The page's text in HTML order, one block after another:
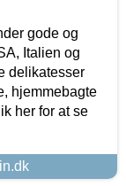
gode og
Italien og
delikatesser
hjemmebagte
her for at se